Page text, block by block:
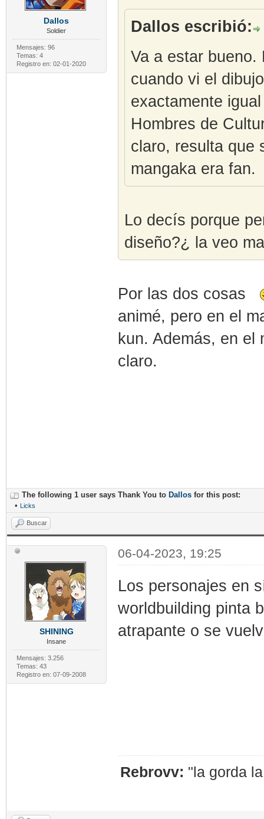
Dallos
Soldier
Mensajes: 96
Temas: 4
Registro en: 02-01-2020
Dallos escribió:
Va a estar
cuando vi el
exactamente
Hombres de
claro, resulta que
mangaka era fan.
Lo decís porque
diseño?¿ la veo
Por las dos cosas
animé, pero en el
kun. Además, en el
claro.
The following 1 user says Thank You to Dallos for this post:
• Licks
Buscar
SHINING
Insane
Mensajes: 3.256
Temas: 43
Registro en: 07-09-2008
06-04-2023, 19:25
Los personajes en
worldbuilding pinta
atrapante o se
Rebrovv: "la gorda